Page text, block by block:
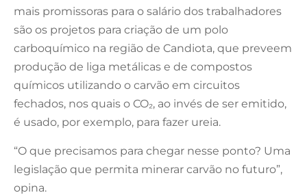
mais promissoras para o salário dos trabalhadores
são os projetos para criação de um polo
carboquímico na região de Candiota, que preveem
produção de liga metálicas e de compostos
químicos utilizando o carvão em circuitos
fechados, nos quais o CO₂, ao invés de ser emitido,
é usado, por exemplo, para fazer ureia.
“O que precisamos para chegar nesse ponto? Uma
legislação que permita minerar carvão no futuro”,
opina.